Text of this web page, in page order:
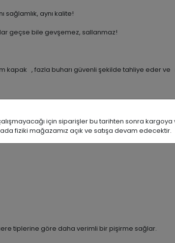
aynı kalite!
geçse bile gevşemez, sallanmaz!
, fazla buharı güvenli şekilde tahliye eder ve
tiplerine göre daha verimli bir pişirme sağlar.
için siparişler bu tarihten sonra
fiziki mağazamız açık ve satışa devam edecektir.